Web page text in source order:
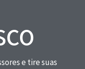
e tire suas